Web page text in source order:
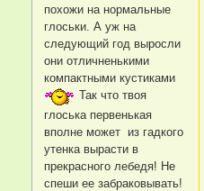
похожи на нормальные
глоськи. А уж на
следующий год выросли
они отличненькими
компактными кустиками
Так что твоя
глоська первенькая
вполне может из гадкого
утенка вырасти в
прекрасного лебедя! Не
спеши ее забраковывать!